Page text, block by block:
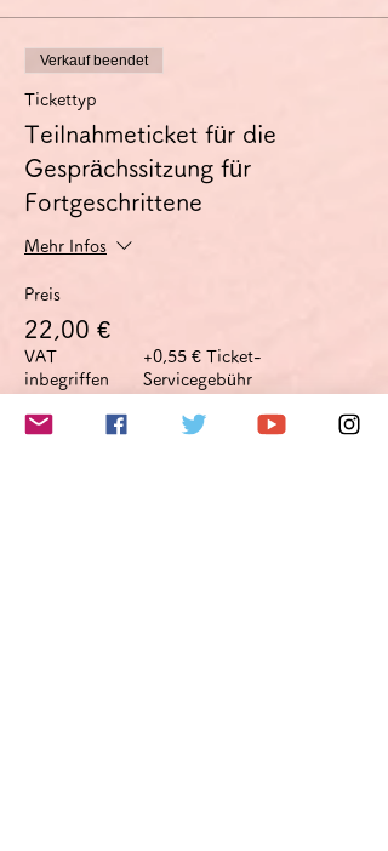
Verkauf beendet
Tickettyp
Teilnahmeticket für die
Gesprächssitzung für
Fortgeschrittene
Mehr Infos
Preis
22,00 €
VAT
inbegriffen
+0,55 € Ticket-
Servicegebühr